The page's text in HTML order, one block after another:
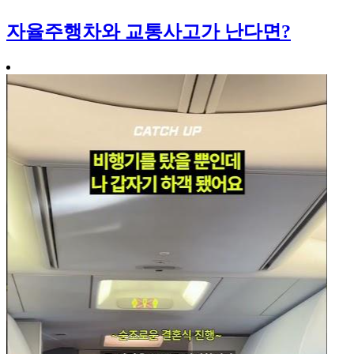
자율주행차와 교통사고가 난다면?